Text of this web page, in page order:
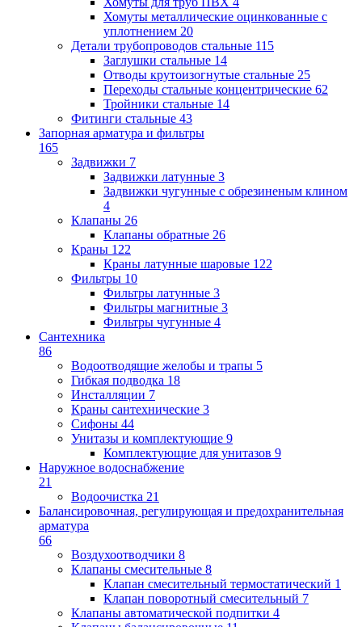
Хомуты металлические оцинкованные с
уплотнением 20
Детали трубопроводов стальные 115
Заглушки стальные 14
Отводы крутоизогнутые стальные 25
Переходы стальные концентрические 62
Тройники стальные 14
Фитинги стальные 43
Запорная арматура и фильтры
165
Задвижки 7
Задвижки латунные 3
Задвижки чугунные с обрезиненым клином
4
Клапаны 26
Клапаны обратные 26
Краны 122
Краны латунные шаровые 122
Фильтры 10
Фильтры латунные 3
Фильтры магнитные 3
Фильтры чугунные 4
Сантехника
86
Водоотводящие желобы и трапы 5
Гибкая подводка 18
Инсталляции 7
Краны сантехнические 3
Сифоны 44
Унитазы и комплектующие 9
Комплектующие для унитазов 9
Наружное водоснабжение
21
Водоочистка 21
Балансировочная, регулирующая и предохранительная
арматура
66
Воздухоотводчики 8
Клапаны cмесительные 8
Клапан cмесительный термостатический 1
Клапан поворотный cмесительный 7
Клапаны автоматической подпитки 4